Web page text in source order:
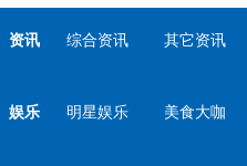
资讯 综合资讯 其它资讯
娱乐 明星娱乐 美食大咖